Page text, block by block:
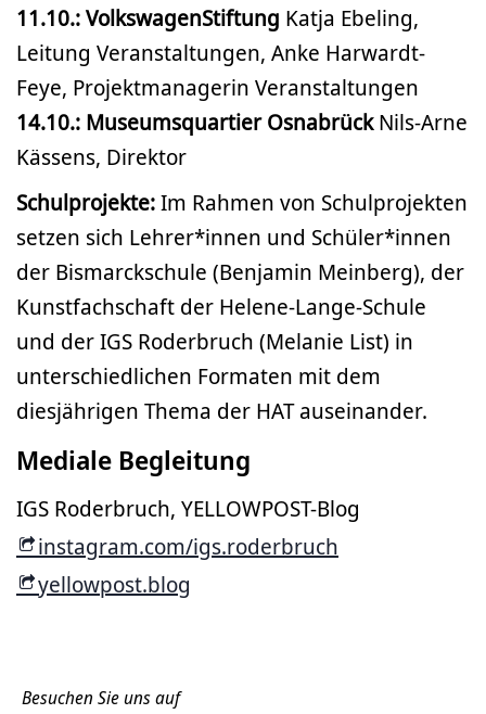
11.10.: VolkswagenStiftung Katja Ebeling,
Leitung Veranstaltungen, Anke Harwardt-
Feye, Projektmanagerin Veranstaltungen
14.10.: Museumsquartier OsnabrückNils-Arne
Kässens, Direktor
Schulprojekte:Im Rahmen von Schulprojekten
setzen sich Lehrer*innen und Schüler*innen
der Bismarckschule (Benjamin Meinberg), der
Kunstfachschaft der Helene-Lange-Schule
und der IGS Roderbruch (Melanie List) in
unterschiedlichen Formaten mit dem
diesjährigen Thema der HAT auseinander.
Mediale Begleitung
IGS Roderbruch, YELLOWPOST-Blog
instagram.com/igs.roderbruch
yellowpost.blog
Besuchen Sie uns auf